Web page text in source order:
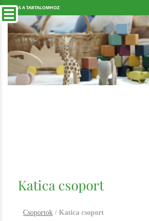
UGRÁS A TARTALOMHOZ
Katica csoport
Csoportok / Katica csoport